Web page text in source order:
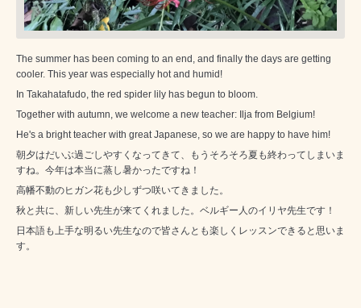
The summer has been coming to an end, and finally the days are getting
cooler. This year was especially hot and humid!
In Takahatafudo, the red spider lily has begun to bloom.
Together with autumn, we welcome a new teacher: Ilja from Belgium!
He's a bright teacher with great Japanese, so we are happy to have him!
朝夕はだいぶ過ごしやすくなってきて、もうそろそろ夏も終わってしまいま
すね。今年は本当に蒸し暑かったですね！
高幡不動のヒガン花も少しずつ咲いてきました。
秋と共に、新しい先生が来てくれました。ベルギー人のイリヤ先生です！
日本語も上手な明るい先生なので皆さんとも楽しくレッスンできると思いま
す。